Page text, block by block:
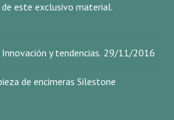
este exclusivo material.
y tendencias. 29/11/2016
de encimeras Silestone